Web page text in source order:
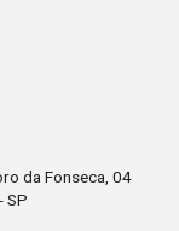
da Fonseca, 04
SP